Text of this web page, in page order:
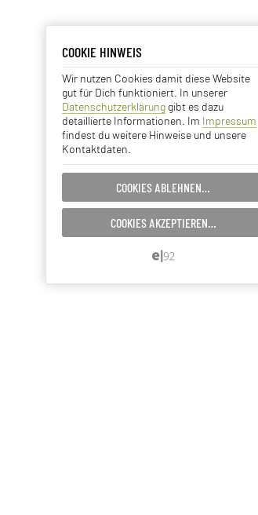
COOKIE HINWEIS
Wir nutzen Cookies damit diese Website
gut für Dich funktioniert. In unserer
Datenschutzerklärung gibt es dazu
detaillierte Informationen. Im Impressum
findest du weitere Hinweise und unsere
Kontaktdaten.
COOKIES ABLEHNEN…
COOKIES AKZEPTIEREN…
Essentielle Cookies
Analyse Cookies
EINSTELLUNGEN SPEICHERN…
ABBRECHEN…